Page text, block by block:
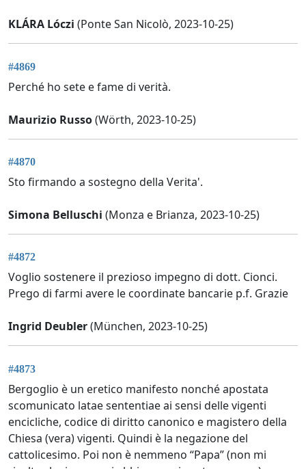
KLÁRA Lóczi (Ponte San Nicolò, 2023-10-25)
#4869
Perché ho sete e fame di verità.
Maurizio Russo(Wörth, 2023-10-25)
#4870
Sto firmando a sostegno della Verita'.
Simona Belluschi (Monza e Brianza, 2023-10-25)
#4872
Voglio sostenere il prezioso impegno di dott. Cionci.
Prego di farmi avere le coordinate bancarie p.f. Grazie
Ingrid Deubler(München, 2023-10-25)
#4873
Bergoglio è un eretico manifesto nonché apostata
scomunicato latae sententiae ai sensi delle vigenti
encicliche, codice di diritto canonico e magistero della
Chiesa (vera) vigenti. Quindi è la negazione del
cattolicesimo. Poi non è nemmeno “Papa” (non mi